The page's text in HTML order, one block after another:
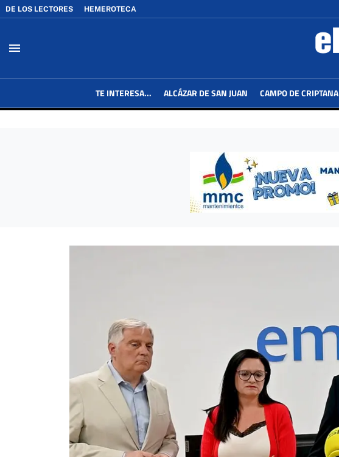
DE LOS LECTORES HEMEROTECA
menu
TE INTERESA... ALCÁZAR DE SAN JUAN CAMPO DE CRIPTANA